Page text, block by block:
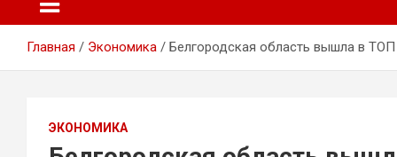
Главная Экономика Белгородская область вышла в
ЭКОНОМИКА